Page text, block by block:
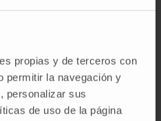
propias y de terceros con
permitir la navegación y
personalizar sus
de uso de la página
forma bicóncava que
vertebrados